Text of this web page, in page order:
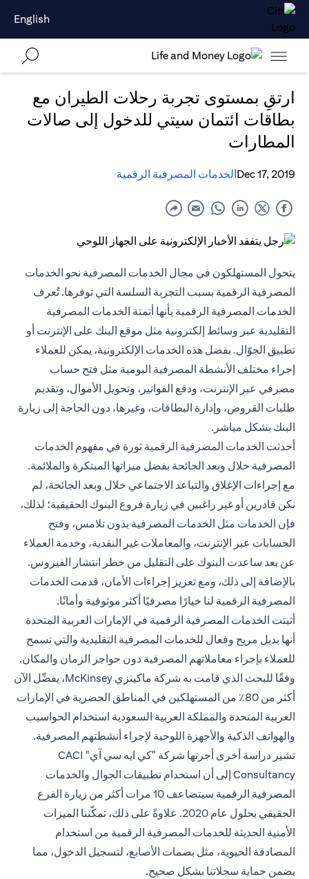
English
ارتقِ بمستوى تجربة رحلات الطيران مع
بطاقات ائتمان سيتي للدخول إلى صالات
المطارات
Dec 17, 2019الخدمات المصرفية الرقمية
يتحول المستهلكون في مجال الخدمات المصرفية نحو الخدمات
المصرفية الرقمية بسبب التجربة السلسة التي توفرها. تُعرف
الخدمات المصرفية الرقمية بأنها أتمتة الخدمات المصرفية
التقليدية عبر وسائط إلكترونية مثل موقع البنك على الإنترنت أو
تطبيق الجوّال. بفضل هذه الخدمات الإلكترونية، يمكن للعملاء
إجراء مختلف الأنشطة المصرفية اليومية مثل فتح حساب
مصرفي عبر الإنترنت، ودفع الفواتير، وتحويل الأموال، وتقديم
طلبات القروض، وإدارة البطاقات، وغيرها، دون الحاجة إلى زيارة
البنك بشكل مباشر.
أحدثت الخدمات المصرفية الرقمية ثورة في مفهوم الخدمات
المصرفية خلال وبعد الجائحة بفضل ميزاتها المبتكرة والملائمة.
مع إجراءات الإغلاق والتباعد الاجتماعي خلال وبعد الجائحة، لم
نكن قادرين أو غير راغبين في زيارة فروع البنوك الحقيقية؛ لذلك،
فإن الخدمات مثل الخدمات المصرفية بدون تلامس، وفتح
الحسابات عبر الإنترنت، والمعاملات غير النقدية، وخدمة العملاء
عن بعد ساعدت البنوك على التقليل من خطر انتشار الفيروس.
بالإضافة إلى ذلك، ومع تعزيز إجراءات الأمان، قدمت الخدمات
المصرفية الرقمية لنا خيارًا مصرفيًا أكثر موثوقية وأمانًا.
أثبتت الخدمات المصرفية الرقمية في الإمارات العربية المتحدة
أنها بديل مريح وفعال للخدمات المصرفية التقليدية والتي تسمح
للعملاء بإجراء معاملاتهم المصرفية دون حواجز الزمان والمكان.
وفقًا للبحث الذي قامت به شركة ماكينزي McKinsey، يفضِّل الآن
أكثر من 80٪ من المستهلكين في المناطق الحضرية في الإمارات
العربية المتحدة والمملكة العربية السعودية استخدام الحواسيب
والهواتف الذكية والأجهزة اللوحية لإجراء أنشطتهم المصرفية.
تشير دراسة أخرى أجرتها شركة "كي ايه سي آي" CACI
Consultancy إلى أن استخدام تطبيقات الجوال والخدمات
المصرفية الرقمية سيتضاعف 10 مرات أكثر من زيارة الفرع
الحقيقي بحلول عام 2020. علاوةً على ذلك، تمكّننا الميزات
الأمنية الحديثة للخدمات المصرفية الرقمية من استخدام
المصادقة الحيوية، مثل بصمات الأصابع، لتسجيل الدخول، مما
يضمن حماية سجلاتنا بشكل صحيح.